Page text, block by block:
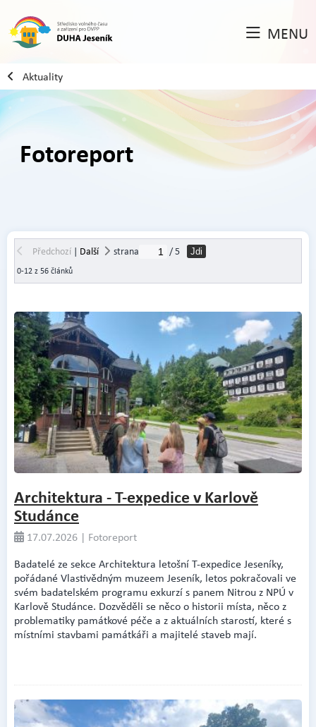
MENU
Aktuality
Fotoreport
Předchozí| Další strana / 5 Jdi
0-12 z 56 článků
Architektura - T-expedice v Karlově
Studánce
17.07.2026 | Fotoreport
Badatelé ze sekce Architektura letošní T-expedice Jeseníky,
pořádané Vlastivědným muzeem Jeseník, letos pokračovali ve
svém badatelském programu exkurzí s panem Nitrou z NPÚ v
Karlově Studánce. Dozvěděli se něco o historii místa, něco z
problematiky památkové péče a z aktuálních starostí, které s
místními stavbami památkáři a majitelé staveb mají.